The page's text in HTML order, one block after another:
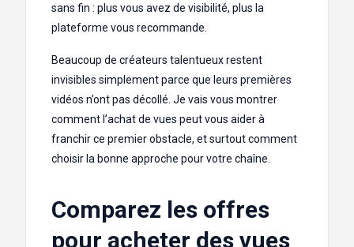
sans fin : plus vous avez de visibilité, plus la
plateforme vous recommande.
Beaucoup de créateurs talentueux restent
invisibles simplement parce que leurs premières
vidéos n’ont pas décollé. Je vais vous montrer
comment l’achat de vues peut vous aider à
franchir ce premier obstacle, et surtout comment
choisir la bonne approche pour votre chaîne.
Comparez les offres
pour acheter des vues